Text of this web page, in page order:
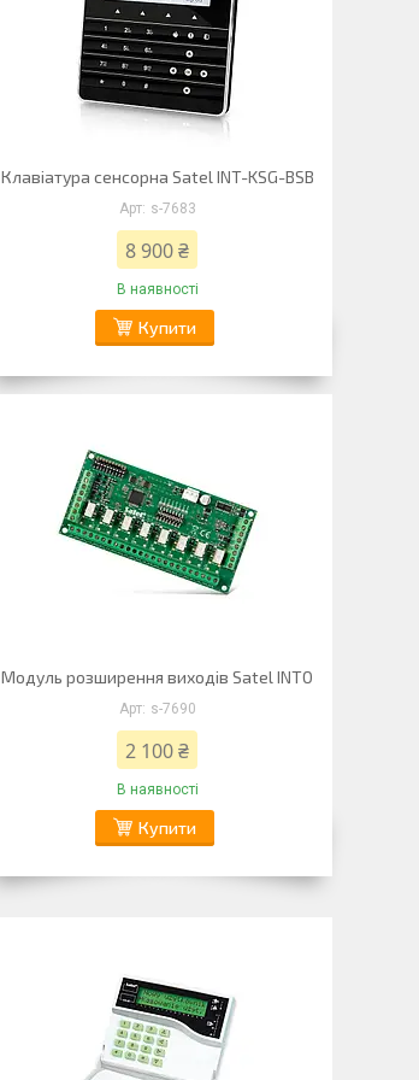
Клавіатура сенсорна Satel INT-KSG-BSB
s-7683
8 900 ₴
В наявності
Купити
Модуль розширення виходів Satel INTO
s-7690
2 100 ₴
В наявності
Купити